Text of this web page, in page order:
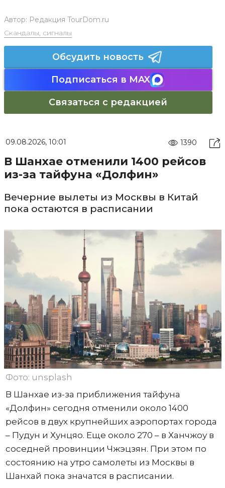
Автор: Редакция TourDom.ru
Скандалы, сигналы
Обсудить новость
Подписаться в MAX
Связаться с редакцией
09.08.2026, 10:01 1390
В Шанхае отменили 1400 рейсов
из-за тайфуна «Долфин»
Вечерние вылеты из Москвы в Китай
пока остаются в расписании
Фото: unsplash
В Шанхае из-за приближения тайфуна
«Долфин» сегодня отменили около 1400
рейсов в двух крупнейших аэропортах города
– Пудун и Хунцяо. Еще около 270 – в Ханчжоу в
соседней провинции Чжэцзян. При этом по
состоянию на утро самолеты из Москвы в
Шанхай пока значатся в расписании.